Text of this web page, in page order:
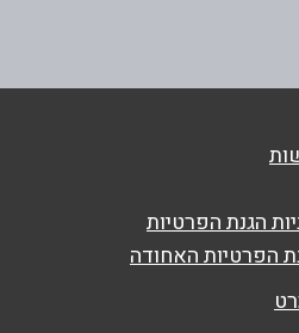
טלפון*
אנא חזרו אלי בקשר ל...
הודעה*
הגנת הפרטיות
הפרטיות האחודה